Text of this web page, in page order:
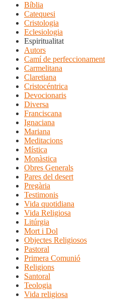
Bíblia
Catequesi
Cristologia
Eclesiologia
Espiritualitat
Autors
Camí de perfeccionament
Carmelitana
Claretiana
Cristocéntrica
Devocionaris
Diversa
Franciscana
Ignaciana
Mariana
Meditacions
Mística
Monàstica
Obres Generals
Pares del desert
Pregària
Testimonis
Vida quotidiana
Vida Religiosa
Litúrgia
Mort i Dol
Objectes Religiosos
Pastoral
Primera Comunió
Religions
Santoral
Teologia
Vida religiosa